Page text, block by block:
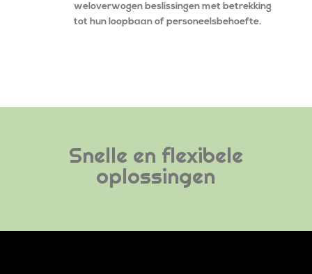
weloverwogen beslissingen met betrekking
tot hun loopbaan of personeelsbehoefte.
Snelle en flexibele
oplossingen